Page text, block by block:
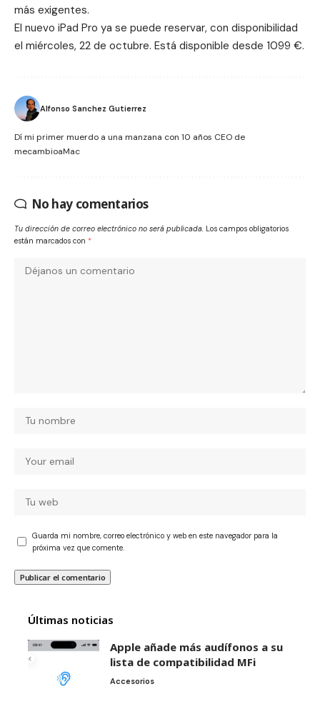
más exigentes.
El nuevo iPad Pro ya se puede reservar, con disponibilidad
el miércoles, 22 de octubre. Está disponible desde 1099 €.
Alfonso Sanchez Gutierrez
Dí mi primer muerdo a una manzana con 10 años CEO de
mecambioaMac
No hay comentarios
Tu dirección de correo electrónico no será publicada. Los campos obligatorios
están marcados con *
Guarda mi nombre, correo electrónico y web en este navegador para la
próxima vez que comente.
Últimas noticias
Apple añade más audífonos a su
lista de compatibilidad MFi
Accesorios